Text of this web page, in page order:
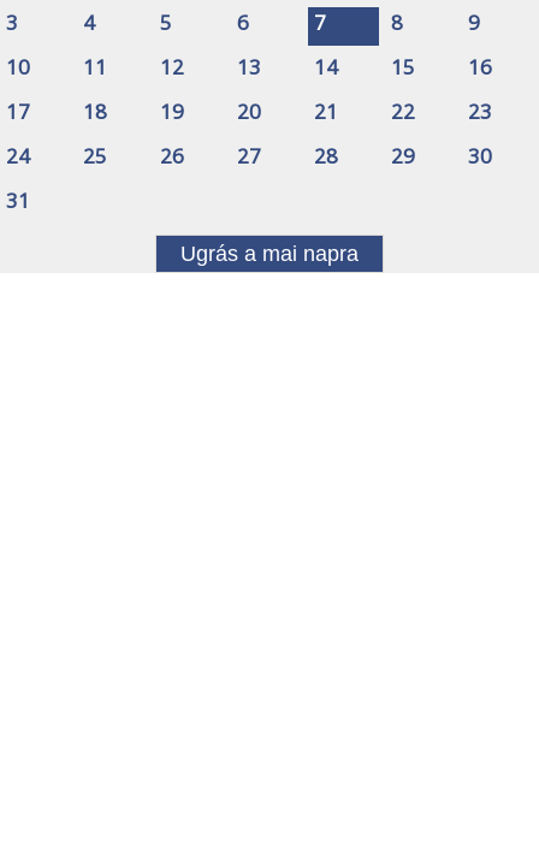
3
4 5 6 7 8
9
10
11 12 13 14 15
16
17
18 19 20 21 22
23
24
25 26 27 28 29
30
31
Ugrás a mai napra